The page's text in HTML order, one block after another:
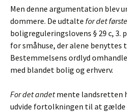
Men denne argumentation blev
dommere. De udtalte for det første
boligreguleringslovens § 29 c, 3.
for småhuse, der alene benyttes
Bestemmelsens ordlyd
med blandet bolig og erhverv.
For det andetmente landsretten
udvide fortolkningen til at gælde